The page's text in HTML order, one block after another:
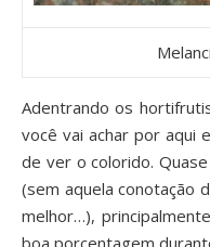
Adentrando os
você vai achar por aqui
de ver o colorido.
(sem aquela conotação
melhor…),
boa porcentagem